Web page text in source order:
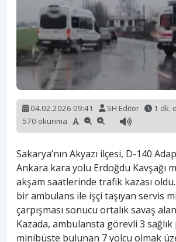
04.02.2026 09:41 SH Editör
1 dk.
570 okunma
Sakarya’nın Akyazı ilçesi, D-140
Ankara kara yolu Erdoğdu Kavşağı
akşam saatlerinde trafik kazası
bir ambulans ile işçi taşıyan servis
çarpışması sonucu ortalık savaş
Kazada, ambulansta görevli 3
minibüste bulunan 7 yolcu olmak